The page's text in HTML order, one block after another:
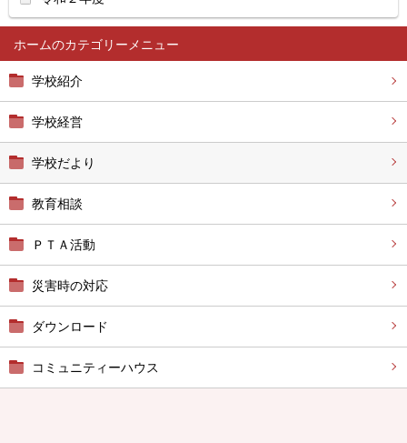
ホーム
学校紹介
学校経営
学校だより
教育相談
ＰＴＡ活動
災害時の対応
ダウンロード
コミュニティーハウス